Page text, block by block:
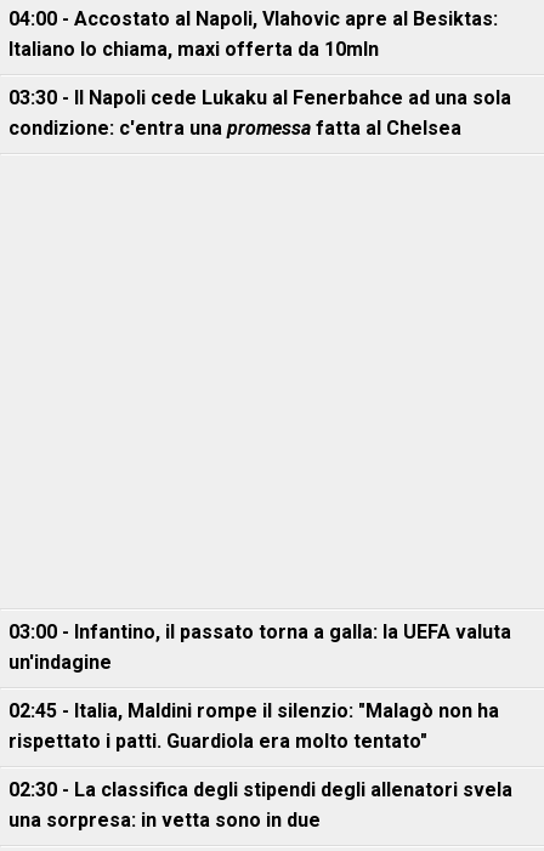
04:00 - Accostato al Napoli, Vlahovic apre al Besiktas:
Italiano lo chiama, maxi offerta da 10mln
03:30 - Il Napoli cede Lukaku al Fenerbahce ad una sola
condizione: c'entra una promessa fatta al Chelsea
03:00 - Infantino, il passato torna a galla: la UEFA valuta
un'indagine
02:45 - Italia, Maldini rompe il silenzio: "Malagò non ha
rispettato i patti. Guardiola era molto tentato"
02:30 - La classifica degli stipendi degli allenatori svela
una sorpresa: in vetta sono in due